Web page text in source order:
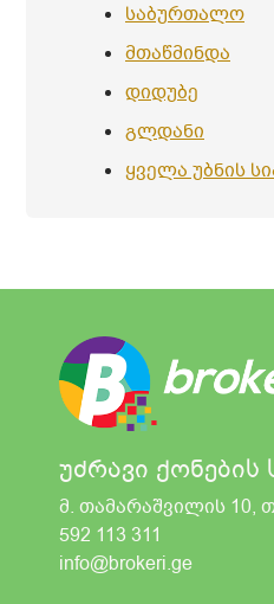
საბურთალო
მთაწმინდა
დიდუბე
გლდანი
ყველა უბნის
უძრავი ქონების
მ. თამარაშვილის
592 113 311
info@brokeri.ge